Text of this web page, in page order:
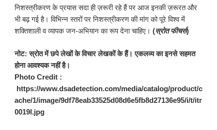
निशस्त्रीकरण के प्रयास सदा ही ज़रूरी रहे हैं पर आज इनकी ज़रूरत और
भी बढ़ गई है। विभिन्न स्तरों पर निशस्त्रीकरण की मांग को पूरे विश्व में
शक्तिशाली व व्यापक जन-अभियान का रूप देना चाहिए। (स्रोत फीचर्स)
नोट: स्रोत में छपे लेखों के विचार लेखकों के हैं। एकलव्य का इनसे सहमत
होना आवश्यक नहीं है।
Photo Credit :
https://www.dsadetection.com/media/catalog/product/c
ache/1/image/9df78eab33525d08d6e5fb8d27136e95/i/t/itr
0019l.jpg